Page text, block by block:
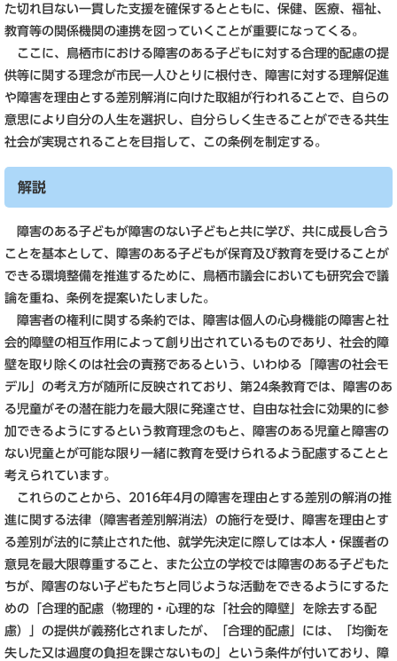
た切れ目ない一貫した支援を確保するとともに、保健、医療、福祉、
教育等の関係機関の連携を図っていくことが重要になってくる。
ここに、鳥栖市における障害のある子どもに対する合理的配慮の提
供等に関する理念が市民一人ひとりに根付き、障害に対する理解促進
や障害を理由とする差別解消に向けた取組が行われることで、自らの
意思により自分の人生を選択し、自分らしく生きることができる共生
社会が実現されることを目指して、この条例を制定する。
解説
障害のある子どもが障害のない子どもと共に学び、共に成長し合う
ことを基本として、障害のある子どもが保育及び教育を受けることが
できる環境整備を推進するために、鳥栖市議会においても研究会で議
論を重ね、条例を提案いたしました。
障害者の権利に関する条約では、障害は個人の心身機能の障害と社
会的障壁の相互作用によって創り出されているものであり、社会的障
壁を取り除くのは社会の責務であるという、いわゆる「障害の社会モ
デル」の考え方が随所に反映されており、第24条教育では、障害のあ
る児童がその潜在能力を最大限に発達させ、自由な社会に効果的に参
加できるようにするという教育理念のもと、障害のある児童と障害の
ない児童とが可能な限り一緒に教育を受けられるよう配慮することと
考えられています。
これらのことから、2016年4月の障害を理由とする差別の解消の推
進に関する法律（障害者差別解消法）の施行を受け、障害を理由とす
る差別が法的に禁止された他、就学先決定に際しては本人・保護者の
意見を最大限尊重すること、また公立の学校では障害のある子どもた
ちが、障害のない子どもたちと同じような活動をできるようにするた
めの「合理的配慮（物理的・心理的な「社会的障壁」を除去する配
慮）」の提供が義務化されましたが、「合理的配慮」には、「均衡を
失した又は過度の負担を課さないもの」という条件が付いており、障